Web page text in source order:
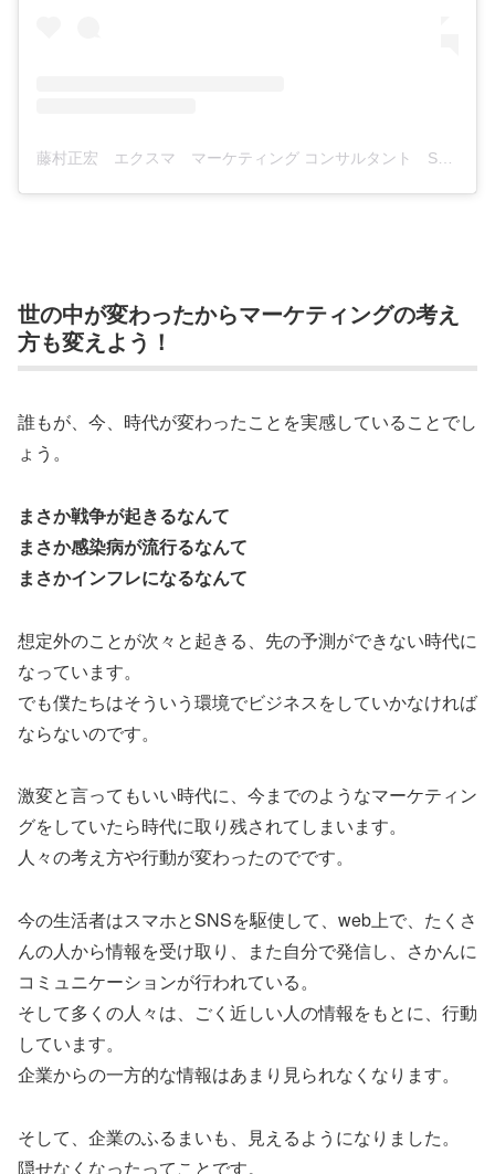
世の中が変わったからマーケティングの考え
方も変えよう！
誰もが、今、時代が変わったことを実感していることでし
ょう。
まさか戦争が起きるなんて
まさか感染病が流行るなんて
まさかインフレになるなんて
想定外のことが次々と起きる、先の予測ができない時代に
なっています。
でも僕たちはそういう環境でビジネスをしていかなければ
ならないのです。
激変と言ってもいい時代に、今までのようなマーケティン
グをしていたら時代に取り残されてしまいます。
人々の考え方や行動が変わったのでです。
今の生活者はスマホとSNSを駆使して、web上で、たくさ
んの人から情報を受け取り、また自分で発信し、さかんに
コミュニケーションが行われている。
そして多くの人々は、ごく近しい人の情報をもとに、行動
しています。
企業からの一方的な情報はあまり見られなくなります。
そして、企業のふるまいも、見えるようになりました。
隠せなくなったってことです。